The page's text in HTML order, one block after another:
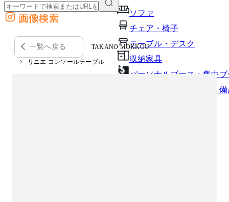
ソファ
チェア・椅子
テーブル・デスク
収納家具
パーソナルブース・集中
オフィスアクセサリー・
外部サイトの商品をカートに追加
他のサイトで見つけた商品ページのURLを貼り付けて、カートに追加できます
画像検索
一覧へ戻る TAKANO MOKKOU
リニエ コンソールテーブル